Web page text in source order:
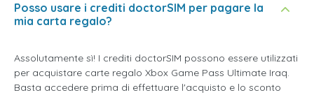
Posso usare i crediti doctorSIM per pagare la
mia carta regalo?
Assolutamente sì! I crediti doctorSIM possono essere utilizzati
per acquistare carte regalo Xbox Game Pass Ultimate Iraq.
Basta accedere prima di effettuare l'acquisto e lo sconto